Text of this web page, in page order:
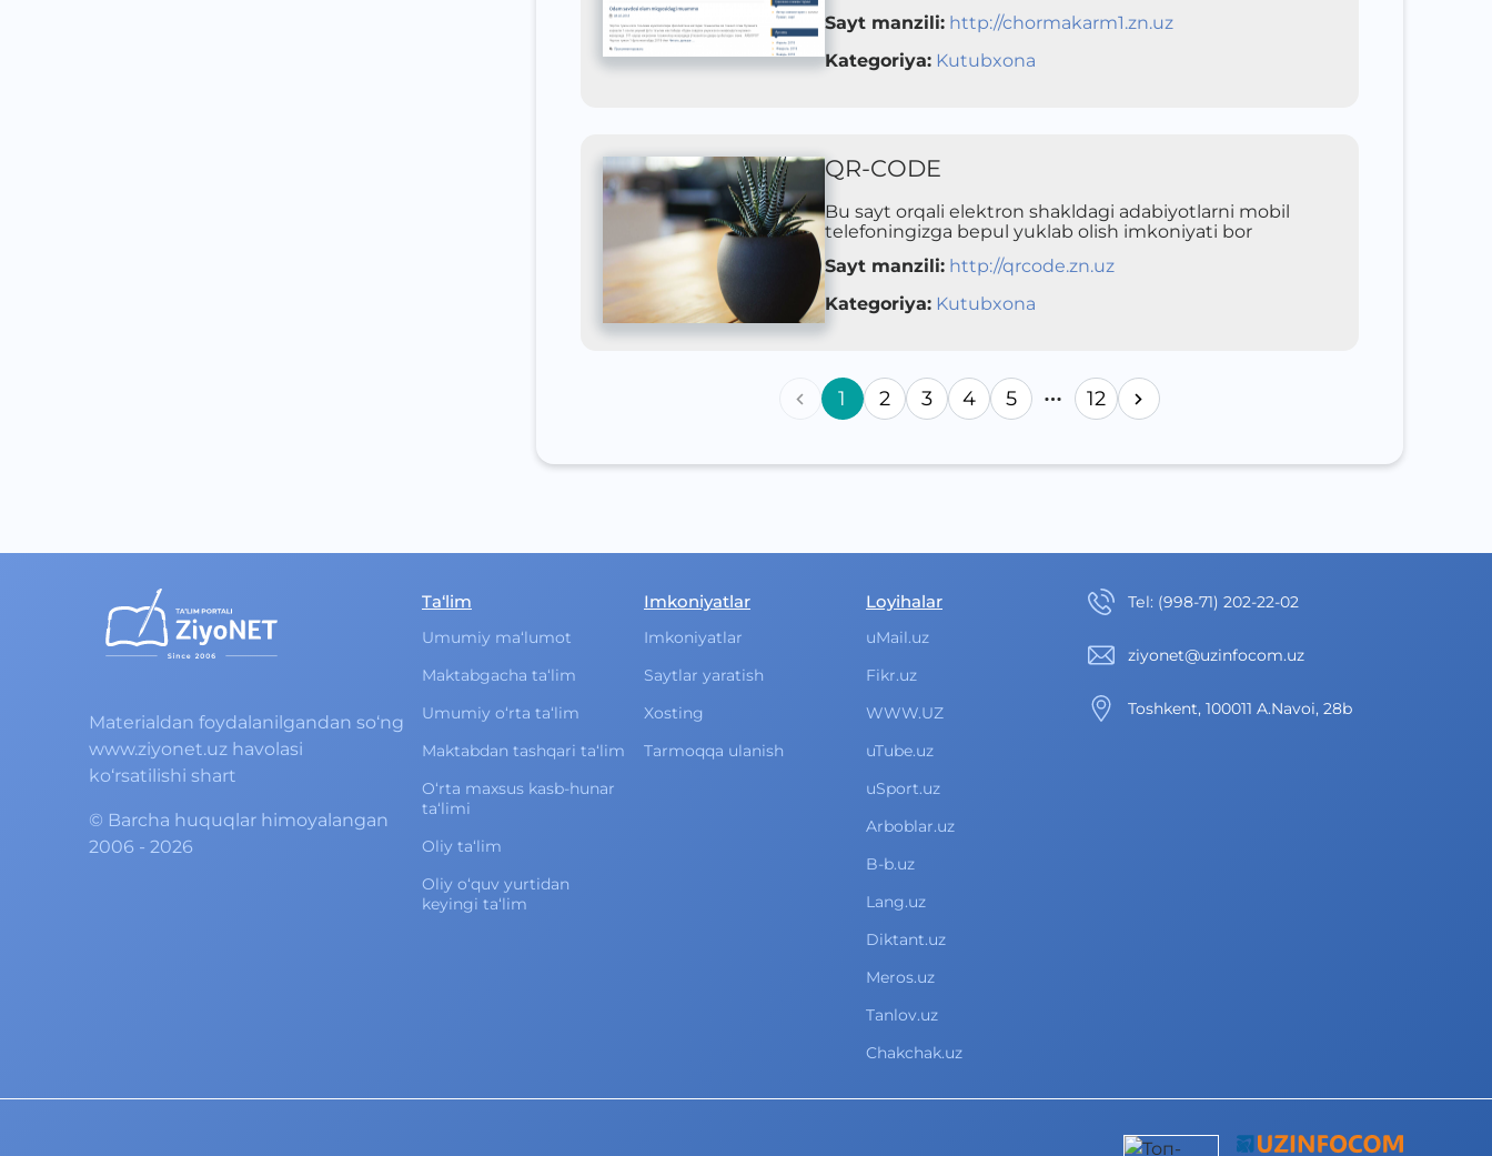
Sayt manzili: http://chormakarm1.zn.uz
Kategoriya: Kutubxona
QR-CODE
Bu sayt orqali elektron shakldagi adabiyotlarni mobil
telefoningizga bepul yuklab olish imkoniyati bor
Sayt manzili: http://qrcode.zn.uz
Kategoriya: Kutubxona
1 2 3 4 5 12
Materialdan foydalanilgandan so‘ng
www.ziyonet.uz havolasi
ko‘rsatilishi shart
© Barcha huquqlar himoyalangan
2006 - 2026
Ta‘lim
Umumiy ma‘lumot
Maktabgacha ta‘lim
Umumiy o‘rta ta‘lim
Maktabdan tashqari ta‘lim
O‘rta maxsus kasb-hunar
ta‘limi
Oliy ta‘lim
Oliy o‘quv yurtidan
keyingi ta‘lim
Imkoniyatlar
Imkoniyatlar
Saytlar yaratish
Xosting
Tarmoqqa ulanish
Loyihalar
uMail.uz
Fikr.uz
WWW.UZ
uTube.uz
uSport.uz
Arboblar.uz
B-b.uz
Lang.uz
Diktant.uz
Meros.uz
Tanlov.uz
Chakchak.uz
Теl: (998-71) 202-22-02
ziyonet@uzinfocom.uz
Toshkent, 100011 A.Navoi, 28b